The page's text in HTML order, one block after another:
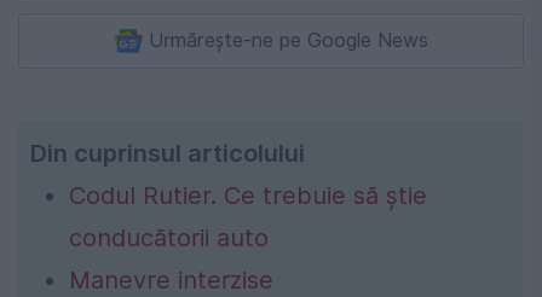
Urmărește-ne pe Google News
Din cuprinsul articolului
Codul Rutier. Ce trebuie să știe
conducătorii auto
Manevre interzise